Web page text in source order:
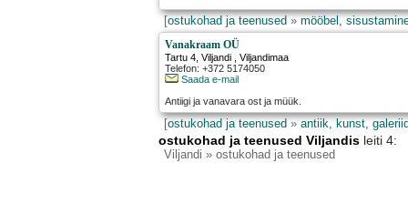
[ostukohad ja teenused»mööbel,
Vanakraam OÜ
Tartu 4 ,Viljandi , Viljandimaa
Telefon: +372 5174050
Saada e-mail
Antiigi ja vanavara ost ja müük.
[ostukohad ja teenused»antiik, kunst,
ostukohad ja teenused Viljandis leiti
Viljandi » ostukohad ja teenused